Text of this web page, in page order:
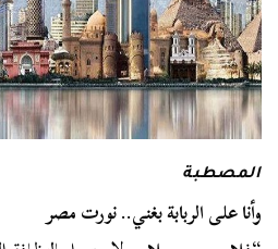
المصطبة
وأنا على الربابة بغني.. نورت مصر